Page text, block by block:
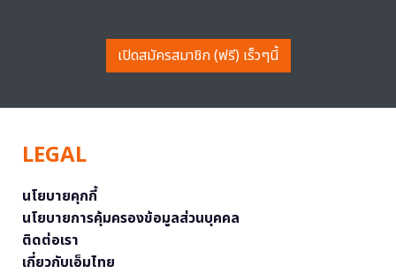
เปิดสมัครสมาชิก (ฟรี) เร็วๆนี้
LEGAL
นโยบายคุกกี้
นโยบายการคุ้มครองข้อมูลส่วนบุคคล
ติดต่อเรา
เกี่ยวกับเอ็มไทย